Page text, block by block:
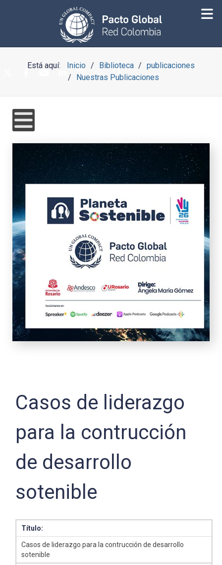
Está aquí: Inicio Biblioteca
publicaciones
Nuestras Publicaciones
Casos de liderazgo
para la contrucción
de desarrollo
sotenible
Título:
Casos de liderazgo para la contrucción de desarrollo
sotenible